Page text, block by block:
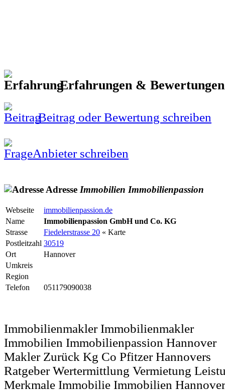
Erfahrungen &
Beitrag oder Bewertung schreiben
Anbieter schreiben
Adresse Immobilien Immobilienpassion
Webseite
immobilienpassion.de
Name
Immobilienpassion GmbH und Co. KG
Strasse
Fiedelerstrasse 20 « Karte
Postleitzahl 30519
Ort
Hannover
Umkreis
Region
Telefon
051179090038
Immobilienmakler Immobilienmakler
Immobilien Immobilienpassion Hannover
Makler Zurück Kg Co Pfitzer Hannovers
Ratgeber Wertermittlung Vermietung
Merkmale Immobilie Immobilien